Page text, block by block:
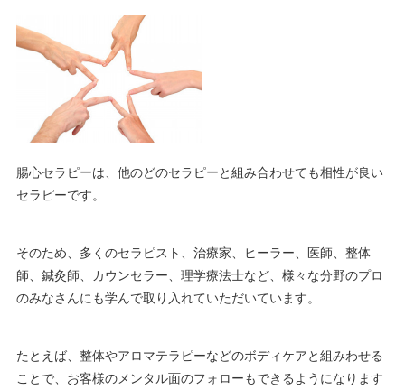
腸心セラピーは、他のどのセラピーと組み合わせても相性が良い
セラピーです。
そのため、多くのセラピスト、治療家、ヒーラー、医師、整体
師、鍼灸師、カウンセラー、理学療法士など、様々な分野のプロ
のみなさんにも学んで取り入れていただいています。
たとえば、整体やアロマテラピーなどのボディケアと組みわせる
ことで、お客様のメンタル面のフォローもできるようになります